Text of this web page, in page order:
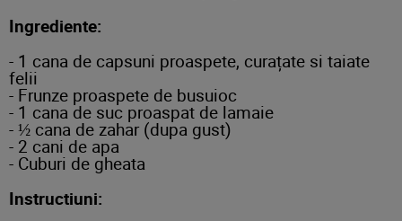
Ingrediente:
- 1 cana de capsuni proaspete, curațate si taiate
felii
- Frunze proaspete de busuioc
- 1 cana de suc proaspat de lamaie
- ½ cana de zahar (dupa gust)
- 2 cani de apa
- Cuburi de gheata
Instructiuni: